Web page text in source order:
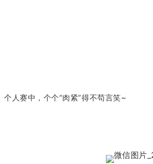
个人赛中，个个“肉紧”得不苟言笑~